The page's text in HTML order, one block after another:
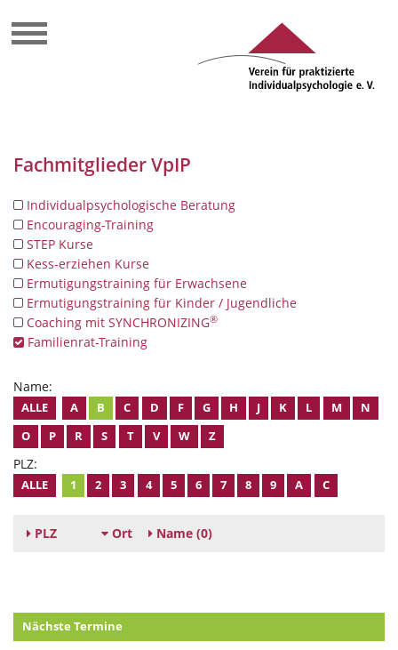
Fachmitglieder VpIP
Individualpsychologische Beratung
Encouraging-Training
STEP Kurse
Kess-erziehen Kurse
Ermutigungstraining für Erwachsene
Ermutigungstraining für Kinder / Jugendliche
Coaching mit SYNCHRONIZING®
Familienrat-Training
Name:
ALLE A B C D F G H J K L M
N
O
P R S T V W Z
PLZ:
ALLE 1 2 3 4 5 6 7 8 9 A C
PLZ Ort Name (0)
Nächste Termine